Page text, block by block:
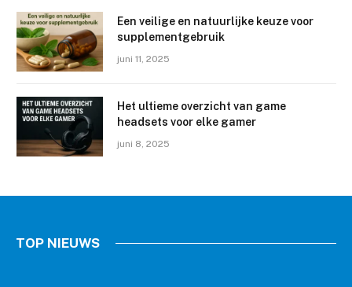
Een veilige en natuurlijke keuze voor
supplementgebruik
juni 11, 2025
Het ultieme overzicht van game
headsets voor elke gamer
juni 8, 2025
TOP NIEUWS
ALGEMEEN
windows 11 activation script
Minutes ✓ Easy Guide ➔ Step-
Chris januari 23, 2024